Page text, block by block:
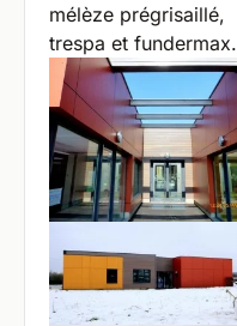
mélèze prégrisaillé,
trespa et fundermax.